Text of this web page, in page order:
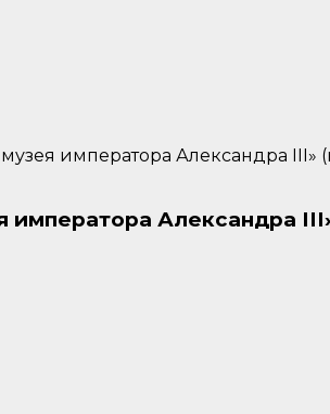
императора Александра
Александра